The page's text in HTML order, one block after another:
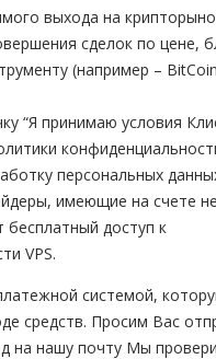
выхода на
сделок по цене,
(например –
“Я принимаю условия
персональных
имеющие на счете
бесплатный доступ к
VPS.
системой,
средств. Просим Вас
на нашу почту Мы